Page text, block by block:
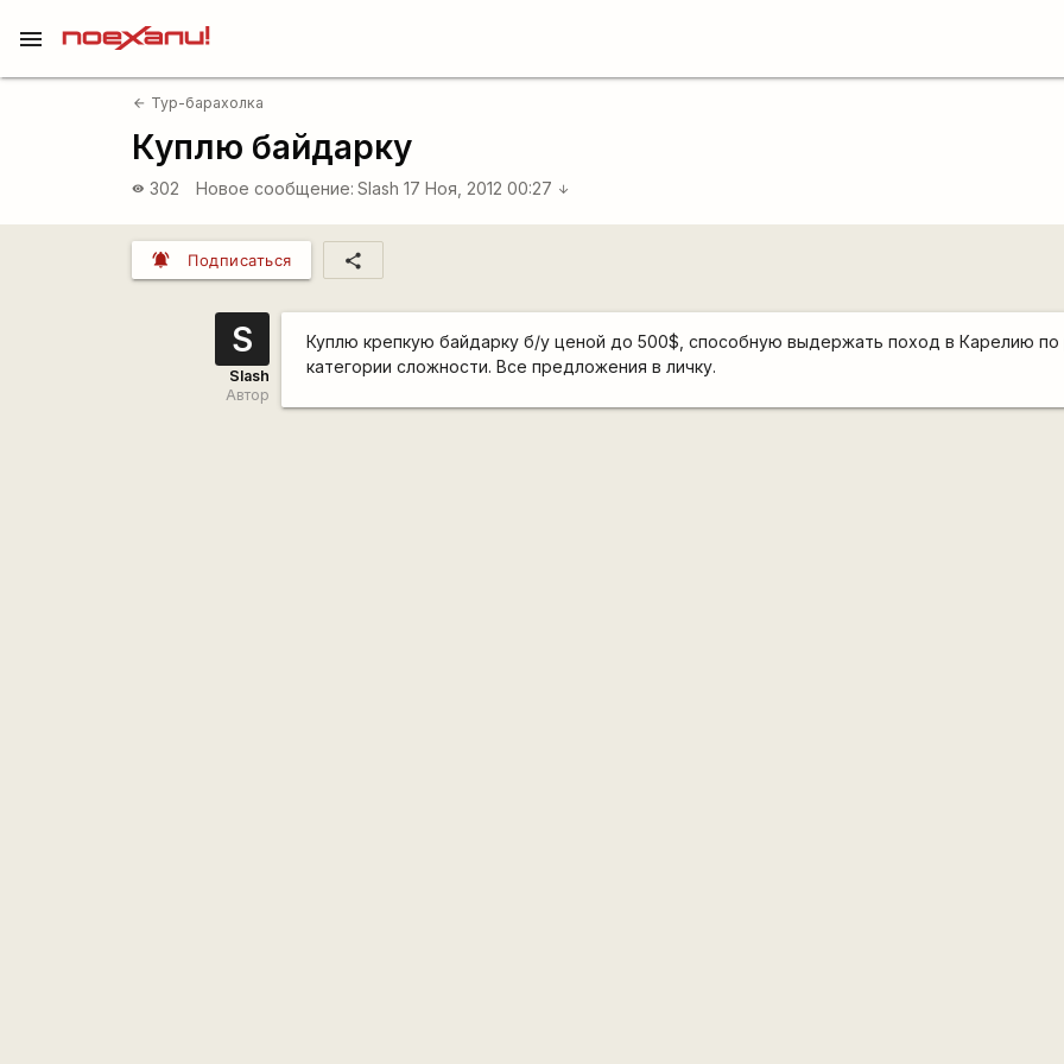
menu
arrow_back Тур-барахолка
Куплю байдарку
visibility 302 Новое сообщение: Slash 17 Ноя, 2012 00:27 arrow_downward
notifications_active Подписаться share
S
Slash
Автор
Куплю крепкую байдарку б/у ценой до 500$, способную выдержать поход в Карелию по
категории сложности. Все предложения в личку.